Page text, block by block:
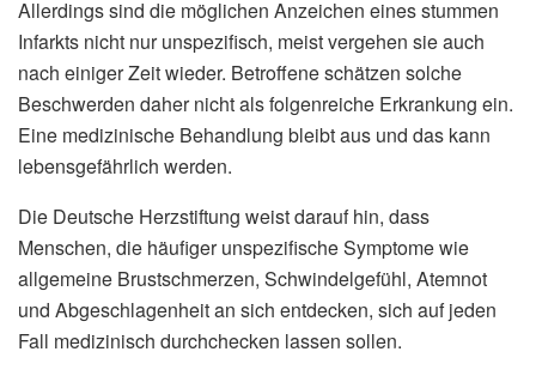
Allerdings sind die möglichen Anzeichen eines stummen
Infarkts nicht nur unspezifisch, meist vergehen sie auch
nach einiger Zeit wieder. Betroffene schätzen solche
Beschwerden daher nicht als folgenreiche Erkrankung ein.
Eine medizinische Behandlung bleibt aus und das kann
lebensgefährlich werden.
Die Deutsche Herzstiftung weist darauf hin, dass
Menschen, die häufiger unspezifische Symptome wie
allgemeine Brustschmerzen, Schwindelgefühl, Atemnot
und Abgeschlagenheit an sich entdecken, sich auf jeden
Fall medizinisch durchchecken lassen sollen.